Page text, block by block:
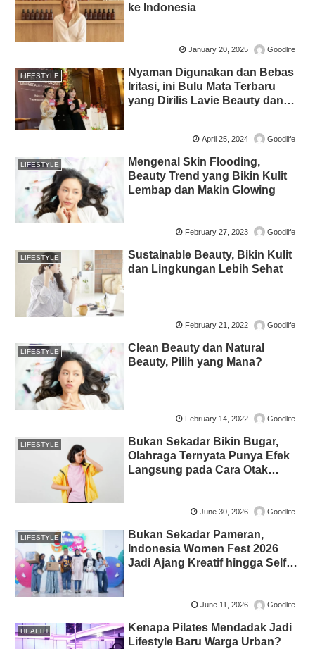
ke Indonesia
January 20, 2025 Goodlife
LIFESTYLE
Nyaman Digunakan dan Bebas
Iritasi, ini Bulu Mata Terbaru
yang Dirilis Lavie Beauty dan
April 25, 2024 Goodlife
LIFESTYLE
Mengenal Skin Flooding,
Beauty Trend yang Bikin Kulit
Lembap dan Makin Glowing
February 27, 2023 Goodlife
LIFESTYLE
Sustainable Beauty, Bikin Kulit
dan Lingkungan Lebih Sehat
February 21, 2022 Goodlife
LIFESTYLE
Clean Beauty dan Natural
Beauty, Pilih yang Mana?
February 14, 2022 Goodlife
LIFESTYLE
Bukan Sekadar Bikin Bugar,
Olahraga Ternyata Punya Efek
Langsung pada Cara Otak
June 30, 2026 Goodlife
LIFESTYLE
Bukan Sekadar Pameran,
Indonesia Women Fest 2026
Jadi Ajang Kreatif hingga Self-
June 11, 2026 Goodlife
HEALTH
Kenapa Pilates Mendadak Jadi
Lifestyle Baru Warga Urban?